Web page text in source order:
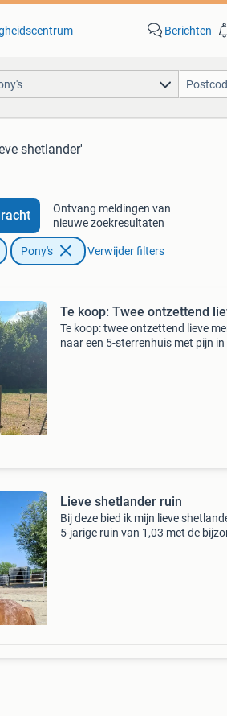
Berichten
shetlander'
Ontvang meldingen van
nieuwe zoekresultaten
Pony's Verwijder filters
Te koop: Twee ontzettend
Te koop: twee ontzettend lieve
naar een 5-sterrenhuis met pijn
Lieve shetlander ruin
Bij deze bied ik mijn lieve
5-jarige ruin van 1,03 met de